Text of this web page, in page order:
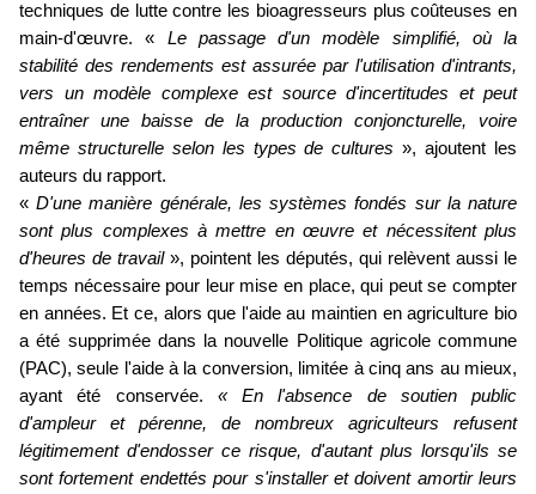
techniques de lutte contre les bioagresseurs plus coûteuses en
main-d'œuvre. « Le passage d'un modèle simplifié, où la
stabilité des rendements est assurée par l'utilisation d'intrants,
vers un modèle complexe est source d'incertitudes et peut
entraîner une baisse de la production conjoncturelle, voire
même structurelle selon les types de cultures », ajoutent les
auteurs du rapport.
«D'une manière générale, les systèmes fondés sur la nature
sont plus complexes à mettre en œuvre et nécessitent plus
d'heures de travail», pointent les députés, qui relèvent aussi le
temps nécessaire pour leur mise en place, qui peut se compter
en années. Et ce, alors que l'aide au maintien en agriculture bio
a été supprimée dans la nouvelle Politique agricole commune
(PAC), seule l'aide à la conversion, limitée à cinq ans au mieux,
ayant été conservée.
« En l'absence de soutien public
d'ampleur et pérenne, de nombreux agriculteurs refusent
légitimement d'endosser ce risque, d'autant plus lorsqu'ils se
sont fortement endettés pour s'installer et doivent amortir leurs